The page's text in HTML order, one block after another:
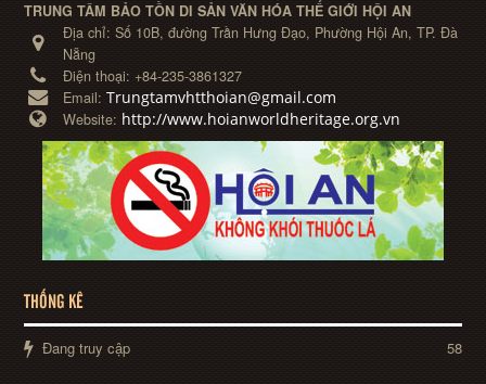
TRUNG TÂM BẢO TỒN DI SẢN VĂN HÓA THẾ GIỚI HỘI AN
Địa chỉ:Số 10B, đường Trần Hưng Đạo, Phường Hội An, TP. Đà
Nẵng
Điện thoại: +84-235-3861327
Email:Trungtamvhtthoian@gmail.com
Website: http://www.hoianworldheritage.org.vn
THỐNG KÊ
Đang truy cập 58